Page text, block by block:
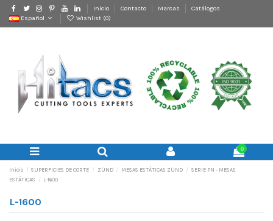
Inicio Contacto Marcas
Catálogos
Español
Wishlist (0)
0
Inicio SUPERFICIES DE CORTE ZÜND MESAS ESTÁTICAS ZÜND
SERIE PN - MESAS
ESTÁTICAS
L-1600
L-1600